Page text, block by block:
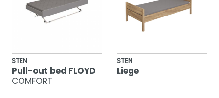
STEN
Pull-out bed FLOYD
COMFORT
STEN
Liege